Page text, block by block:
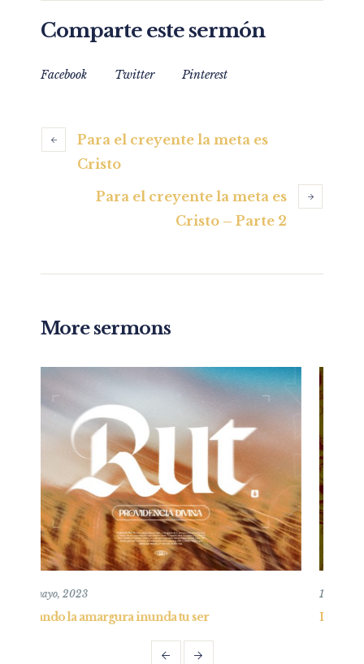
Comparte este sermón
Facebook Twitter Pinterest
Para el creyente la meta es
Cristo
Para el creyente la meta es
Cristo – Parte 2
More sermons
La Verdad en la agonía